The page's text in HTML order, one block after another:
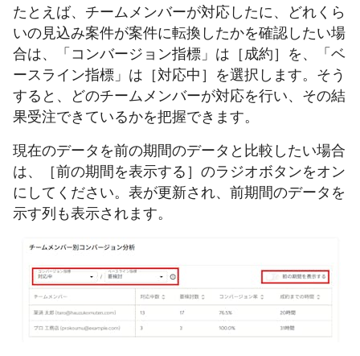
たとえば、チームメンバーが対応したに、どれくら
いの見込み案件が案件に転換したかを確認したい場
合は、「コンバージョン指標」は［成約］を、「ベ
ースライン指標」は［対応中］を選択します。そう
すると、どのチームメンバーが対応を行い、その結
果受注できているかを把握できます。
現在のデータを前の期間のデータと比較したい場合
は、［前の期間を表示する］のラジオボタンをオン
にしてください。表が更新され、前期間のデータを
示す列も表示されます。